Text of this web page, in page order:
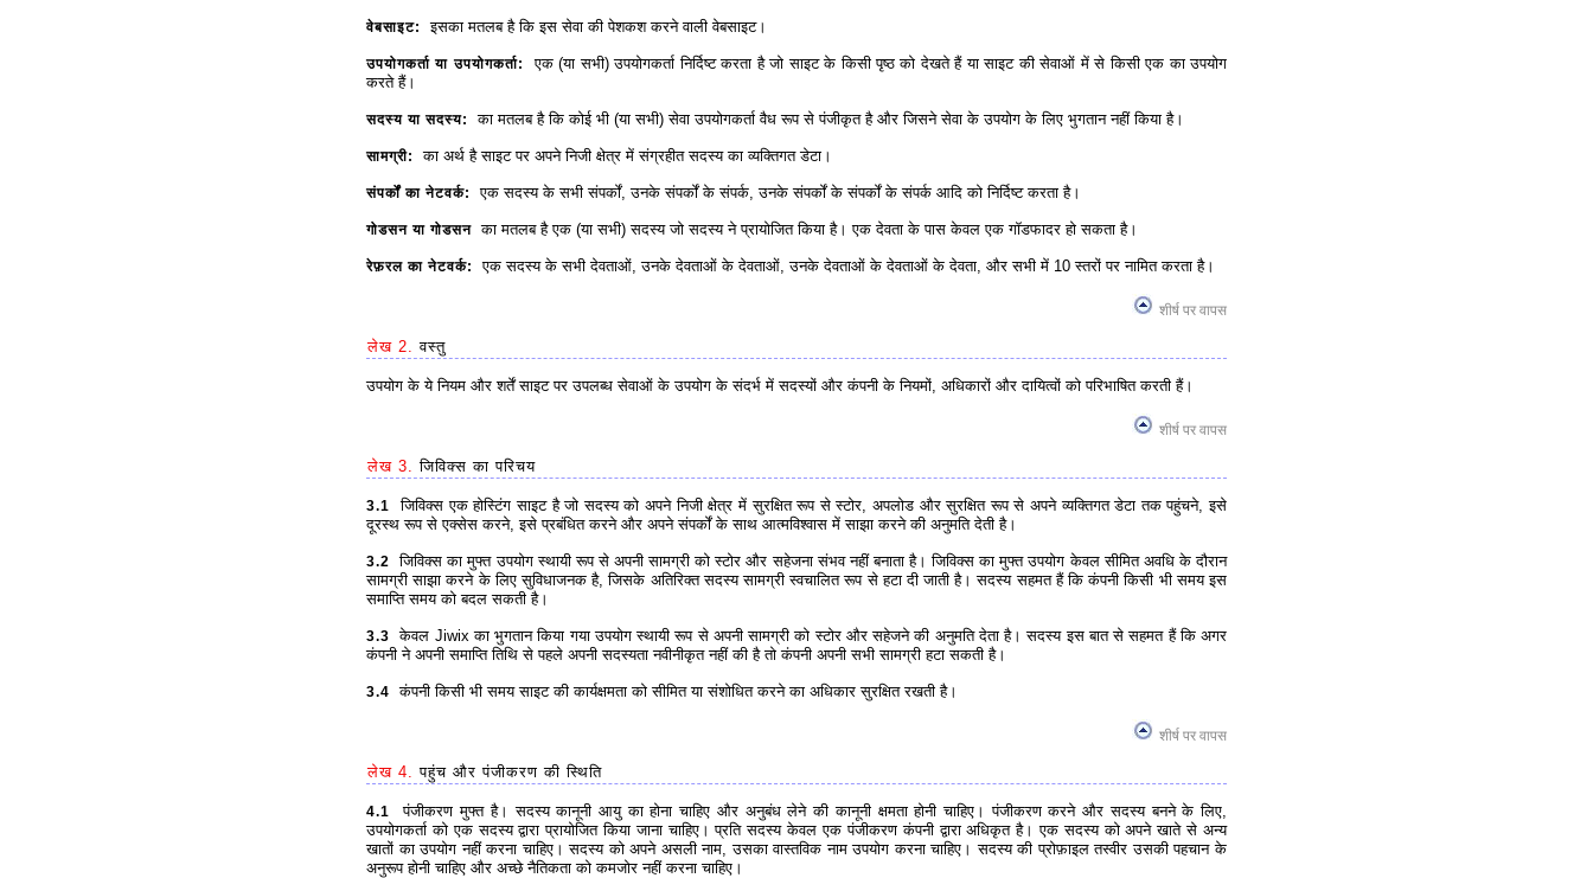
वेबसाइट: इसका मतलब है कि इस सेवा की पेशकश करने वाली वेबसाइट।
उपयोगकर्ता या उपयोगकर्ता:
एक (या सभी) उपयोगकर्ता निर्दिष्ट करता है जो साइट के किसी पृष्ठ को देखते हैं या साइट की सेवाओं में से किसी एक का उपयोग
करते हैं।
सदस्य या सदस्य: का मतलब है कि कोई भी (या सभी) सेवा उपयोगकर्ता वैध रूप से पंजीकृत है और जिसने सेवा के उपयोग के लिए भुगतान नहीं किया है।
सामग्री: का अर्थ है साइट पर अपने निजी क्षेत्र में संग्रहीत सदस्य का व्यक्तिगत डेटा।
संपर्कों का नेटवर्क: एक सदस्य के सभी संपर्कों, उनके संपर्कों के संपर्क, उनके संपर्कों के संपर्कों के संपर्क आदि को निर्दिष्ट करता है।
गोडसन या गोडसन का मतलब है एक (या सभी) सदस्य जो सदस्य ने प्रायोजित किया है। एक देवता के पास केवल एक गॉडफादर हो सकता है।
रेफ़रल का नेटवर्क: एक सदस्य के सभी देवताओं, उनके देवताओं के देवताओं, उनके देवताओं के देवताओं के देवता, और सभी में 10 स्तरों पर नामित करता है।
शीर्ष पर वापस
लेख 2. वस्तु
उपयोग के ये नियम और शर्तें साइट पर उपलब्ध सेवाओं के उपयोग के संदर्भ में सदस्यों और कंपनी के नियमों, अधिकारों और दायित्वों को परिभाषित करती हैं।
शीर्ष पर वापस
लेख 3. जिविक्स का परिचय
3.1
जिविक्स एक होस्टिंग साइट है जो सदस्य को अपने निजी क्षेत्र में सुरक्षित रूप से स्टोर, अपलोड और सुरक्षित रूप से अपने व्यक्तिगत डेटा तक पहुंचने, इसे
दूरस्थ रूप से एक्सेस करने, इसे प्रबंधित करने और अपने संपर्कों के साथ आत्मविश्वास में साझा करने की अनुमति देती है।
3.2 जिविक्स का मुफ्त उपयोग स्थायी रूप से अपनी सामग्री को स्टोर और सहेजना संभव नहीं बनाता है। जिविक्स का मुफ्त उपयोग केवल सीमित अवधि के दौरान
सामग्री साझा करने के लिए सुविधाजनक है, जिसके अतिरिक्त सदस्य सामग्री स्वचालित रूप से हटा दी जाती है। सदस्य सहमत हैं कि कंपनी किसी भी समय इस
समाप्ति समय को बदल सकती है।
3.3 केवल Jiwix का भुगतान किया गया उपयोग स्थायी रूप से अपनी सामग्री को स्टोर और सहेजने की अनुमति देता है। सदस्य इस बात से सहमत हैं कि अगर
कंपनी ने अपनी समाप्ति तिथि से पहले अपनी सदस्यता नवीनीकृत नहीं की है तो कंपनी अपनी सभी सामग्री हटा सकती है।
3.4 कंपनी किसी भी समय साइट की कार्यक्षमता को सीमित या संशोधित करने का अधिकार सुरक्षित रखती है।
शीर्ष पर वापस
लेख 4. पहुंच और पंजीकरण की स्थिति
4.1
पंजीकरण मुफ्त है। सदस्य कानूनी आयु का होना चाहिए और अनुबंध लेने की कानूनी क्षमता होनी चाहिए। पंजीकरण करने और सदस्य बनने के लिए,
उपयोगकर्ता को एक सदस्य द्वारा प्रायोजित किया जाना चाहिए। प्रति सदस्य केवल एक पंजीकरण कंपनी द्वारा अधिकृत है। एक सदस्य को अपने खाते से अन्य
खातों का उपयोग नहीं करना चाहिए। सदस्य को अपने असली नाम, उसका वास्तविक नाम उपयोग करना चाहिए। सदस्य की प्रोफ़ाइल तस्वीर उसकी पहचान के
अनुरूप होनी चाहिए और अच्छे नैतिकता को कमजोर नहीं करना चाहिए।